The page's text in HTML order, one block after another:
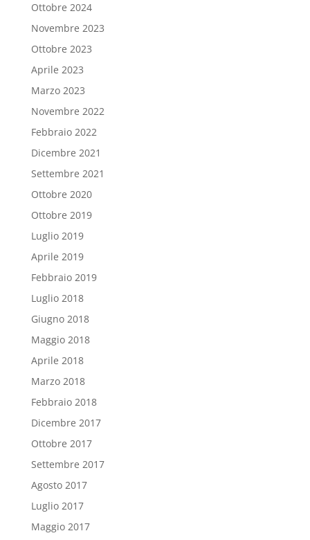
Ottobre 2024
Novembre 2023
Ottobre 2023
Aprile 2023
Marzo 2023
Novembre 2022
Febbraio 2022
Dicembre 2021
Settembre 2021
Ottobre 2020
Ottobre 2019
Luglio 2019
Aprile 2019
Febbraio 2019
Luglio 2018
Giugno 2018
Maggio 2018
Aprile 2018
Marzo 2018
Febbraio 2018
Dicembre 2017
Ottobre 2017
Settembre 2017
Agosto 2017
Luglio 2017
Maggio 2017